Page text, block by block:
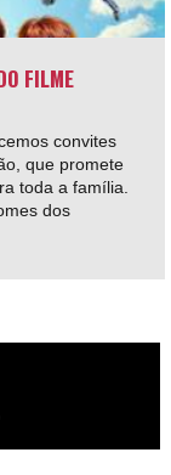
FILME
convites
que promete
toda a família.
dos